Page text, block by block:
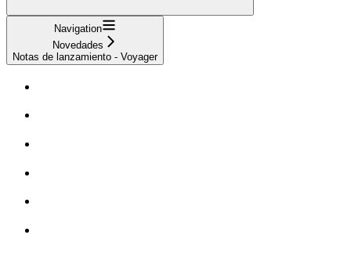
Navigation
Novedades
Notas de lanzamiento - Voyager